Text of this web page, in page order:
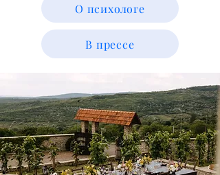
О психологе
В прессе